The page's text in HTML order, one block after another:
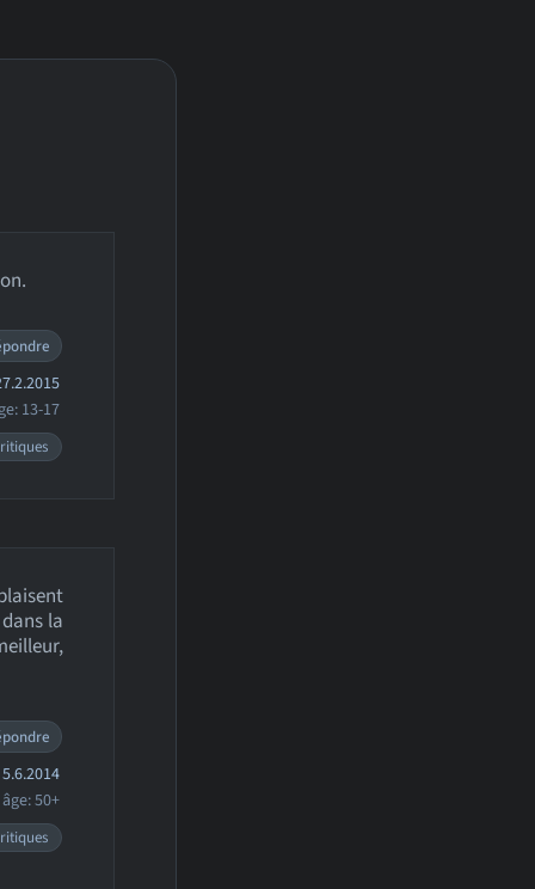
13-17
la
âge: 50+